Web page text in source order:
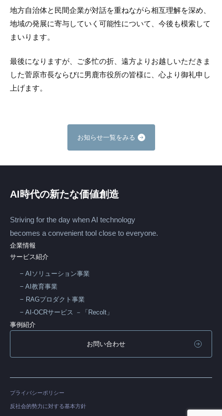
地方自治体と民間企業が対話を重ねながら相互理解を深め、
地域の発展に寄与していく可能性について、今後も模索して
まいります。
最後になりますが、ご多忙の折、遠方よりお越しいただきま
した菅原市長ならびに男鹿市役所の皆様に、心より御礼申し
上げます。
お知らせ一覧をみる
AI時代の新たな価値創造
Striving for the day when AI technology
becomes a convenient tool close to everyone.
企業情報
サービス紹介
AIソリューション事業
AI教育事業
RAGプロダクト事業
AI-OCRサービス －「Recolt」
事例紹介
お問い合わせ
プライバシーポリシー
反社会的勢力に対する基本方針